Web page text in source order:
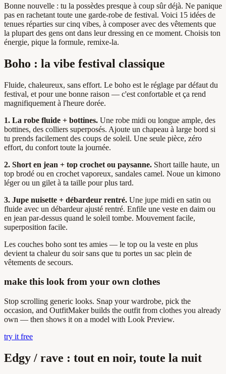
Bonne nouvelle : tu la possèdes presque à coup sûr déjà. Ne panique
pas en rachetant toute une garde-robe de festival. Voici 15 idées de
tenues réparties sur cinq vibes, à composer avec des vêtements que
la plupart des gens ont dans leur dressing en ce moment. Choisis ton
énergie, pique la formule, remixe-la.
Boho : la vibe festival classique
Fluide, chaleureux, sans effort. Le boho est le réglage par défaut du
festival, et pour une bonne raison — c'est confortable et ça rend
magnifiquement à l'heure dorée.
1. La robe fluide + bottines. Une robe midi ou longue ample, des
bottines, des colliers superposés. Ajoute un chapeau à large bord si
tu prends facilement des coups de soleil. Une seule pièce, zéro
effort, du confort toute la journée.
2. Short en jean + top crochet ou paysanne. Short taille haute, un
top brodé ou en crochet vaporeux, sandales camel. Noue un kimono
léger ou un gilet à ta taille pour plus tard.
3. Jupe nuisette + débardeur rentré. Une jupe midi en satin ou
fluide avec un débardeur ajusté rentré. Enfile une veste en daim ou
en jean par-dessus quand le soleil tombe. Mouvement facile,
superposition facile.
Les couches boho sont tes amies — le top ou la veste en plus
devient ta chaleur du soir sans que tu portes un sac plein de
vêtements de secours.
make this look from your own clothes
Stop scrolling generic looks. Snap your wardrobe, pick the
occasion, and OutfitMaker builds the outfit from clothes you already
own — then shows it on a model with Look Preview.
try it free
Edgy / rave : tout en noir, toute la nuit